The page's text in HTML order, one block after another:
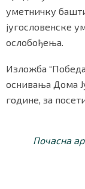
уметничку
југословенске
ослобођења.
Изложба
оснивања Дома
године, за
Почасна